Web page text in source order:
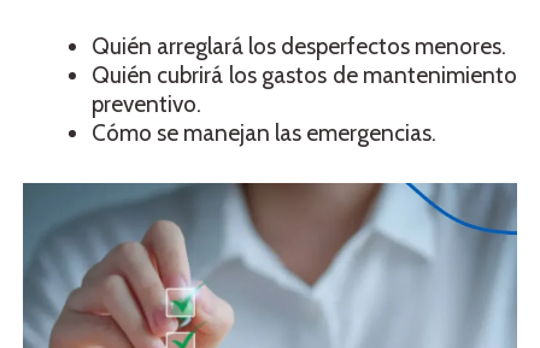
Quién arreglará los desperfectos menores.
Quién cubrirá los gastos de mantenimiento
preventivo.
Cómo se manejan las emergencias.